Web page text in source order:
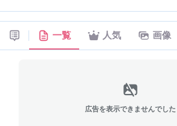
一覧 人気 画像
広告を表示できませんでした